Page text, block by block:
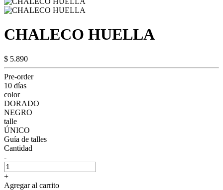
CHALECO HUELLA
$ 5.890
Pre-order
10 días
color
DORADO
NEGRO
talle
ÚNICO
Guía de talles
Cantidad
-
+
Agregar al carrito